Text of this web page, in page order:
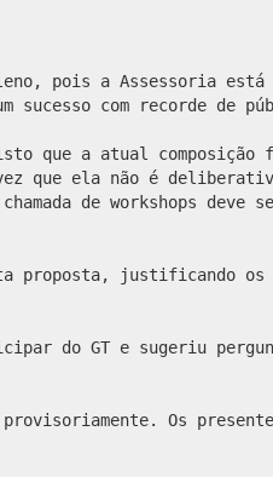
pois a Assessoria
sucesso com recorde de
que a atual composição
que ela não é
de workshops deve
proposta, justificando os
do GT e sugeriu
Os